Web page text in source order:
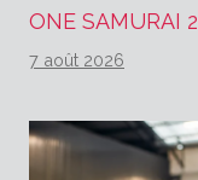
ONE SAMURAI 2
7 août 2026